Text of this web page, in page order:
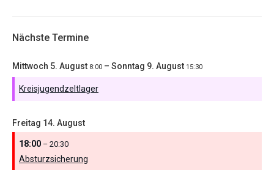
Nächste Termine
Mittwoch 5. August 8:00 – Sonntag 9. August 15:30
Kreisjugendzeltlager
Freitag 14. August
18:00 – 20:30
Absturzsicherung